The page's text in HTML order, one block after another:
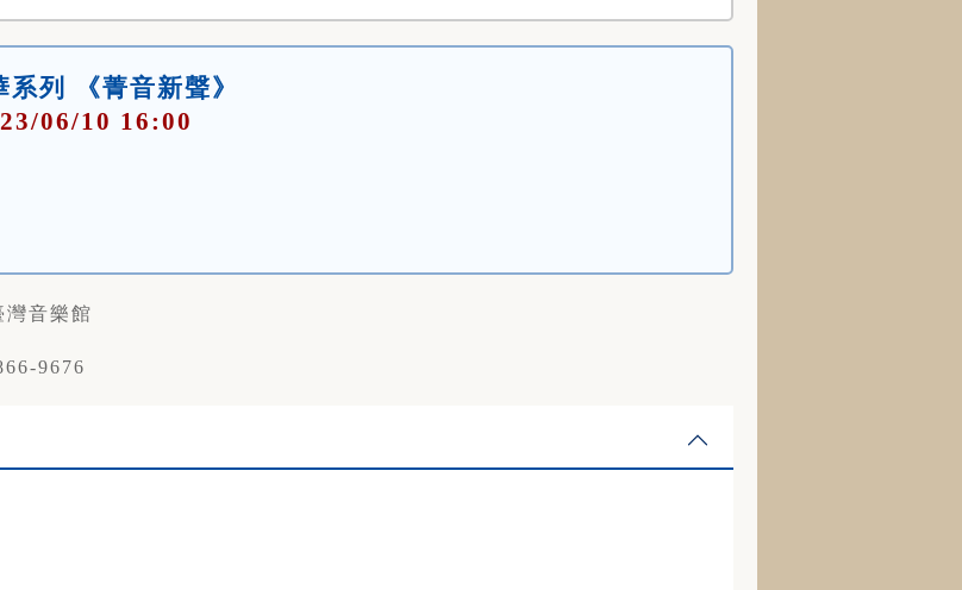
列 《菁音新聲》
06/10 16:00
灣音樂館
9676